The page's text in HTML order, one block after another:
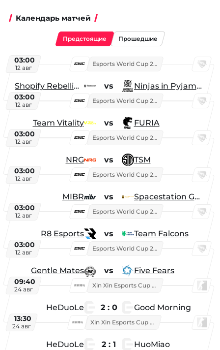
Календарь матчей
Предстоящие Прошедшие
03:00
12 авг
Esports World Cup 2026
Shopify Rebellion vs Ninjas in Pyjamas
03:00
12 авг
Esports World Cup 2026
Team Vitality vs FURIA
03:00
12 авг
Esports World Cup 2026
NRG vs TSM
03:00
12 авг
Esports World Cup 2026
MIBR vs Spacestation Gaming
03:00
12 авг
Esports World Cup 2026
R8 Esports vs Team Falcons
03:00
12 авг
Esports World Cup 2026
Gentle Mates vs Five Fears
09:40
24 авг
Xin Xin Esports Cup 2025
HeDuoLe 2 : 0 Good Morning
13:30
24 авг
Xin Xin Esports Cup 2026
HeDuoLe 2 : 1 HuoMiao